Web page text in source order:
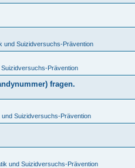
und Suizidversuchs-Prävention
Prävention
fragen.
und Suizidversuchs-Prävention
und Suizidversuchs-Prävention